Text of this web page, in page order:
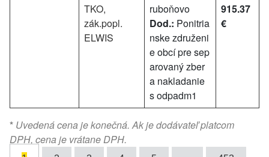
TKO,
zák.popl.
ELWIS
ruboňovo
Dod.: Ponitria
nske združeni
e obcí pre sep
arovaný zber
a nakladanie
s odpadm1
915.37
€
* Uvedená cena je konečná. Ak je dodávateľ platcom
DPH, cena je vrátane DPH.